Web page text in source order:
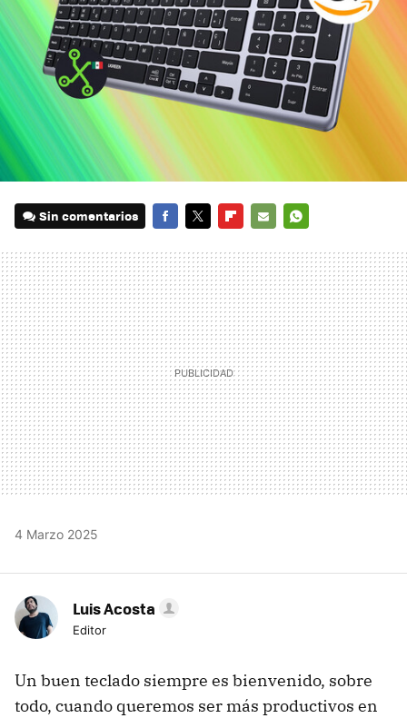
Sin comentarios
MAIL
4 Marzo 2025
Luis Acosta
Editor
Un buen teclado siempre es bienvenido, sobre
todo, cuando queremos ser más productivos en